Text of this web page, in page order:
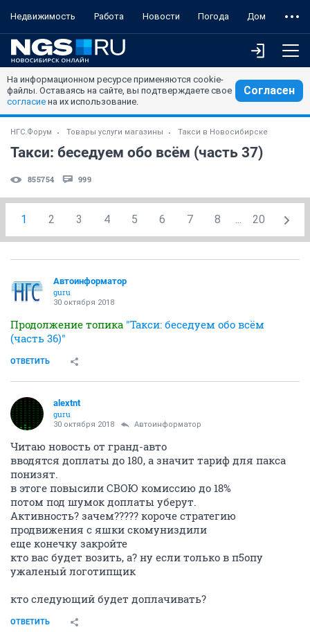
Недвижимость Работа Новости Погода Дом
На информационном ресурсе применяются cookie-
файлы. Оставаясь на сайте, вы подтверждаете свое
согласие на их использование.
Согласен
НГС.Форум Товары услуги магазины Такси в Новосибирске
Такси: беседуем обо всём (часть 37)
855754 999
1 2 3 4 5 6 7 8 ... 20
Автоинформатор
guru
30 октября 2018
Продолжение топика "Такси: беседуем обо всём
(часть 36)"
ОТВЕТИТЬ
alextnt
guru
30 октября 2018 Автоинформатор
Читаю новость от гранд-авто
вводятся доплаты до 180, а значит тариф для пакса
понизят.
в этоге повысили СВОЮ комиссию до 18%
потом под шумок доплаты уберут.
Активность? зачем????? короче стратегию
продвижения с яшки скомуниздили
еще конечку закройте
кто вас будет возить, а? ну если только в п5опу
ужаленый логотипщик
кто следующий будет доплачивать?
ОТВЕТИТЬ